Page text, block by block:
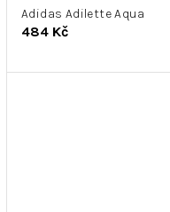
Adidas Adilette Aqua
484 Kč